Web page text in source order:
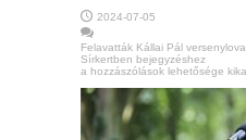
2024-07-05
Felavatták Kállai Pál
Sírkertben bejegyzéshez
a hozzászólások lehetősége